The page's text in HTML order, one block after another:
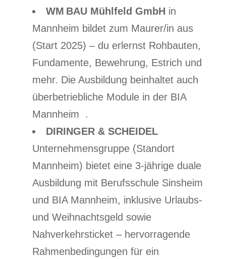
WM BAU Mühlfeld GmbH in
Mannheim bildet zum Maurer/in aus
(Start 2025) – du erlernst Rohbauten,
Fundamente, Bewehrung, Estrich und
mehr. Die Ausbildung beinhaltet auch
überbetriebliche Module in der BIA
Mannheim .
DIRINGER & SCHEIDEL
Unternehmensgruppe (Standort
Mannheim) bietet eine 3-jährige duale
Ausbildung mit Berufsschule Sinsheim
und BIA Mannheim, inklusive Urlaubs-
und Weihnachtsgeld sowie
Nahverkehrsticket – hervorragende
Rahmenbedingungen für ein